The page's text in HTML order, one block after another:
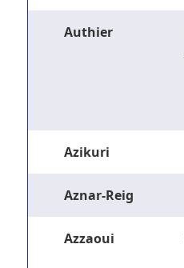
Authier
Azikuri
Aznar-Reig
Azzaoui